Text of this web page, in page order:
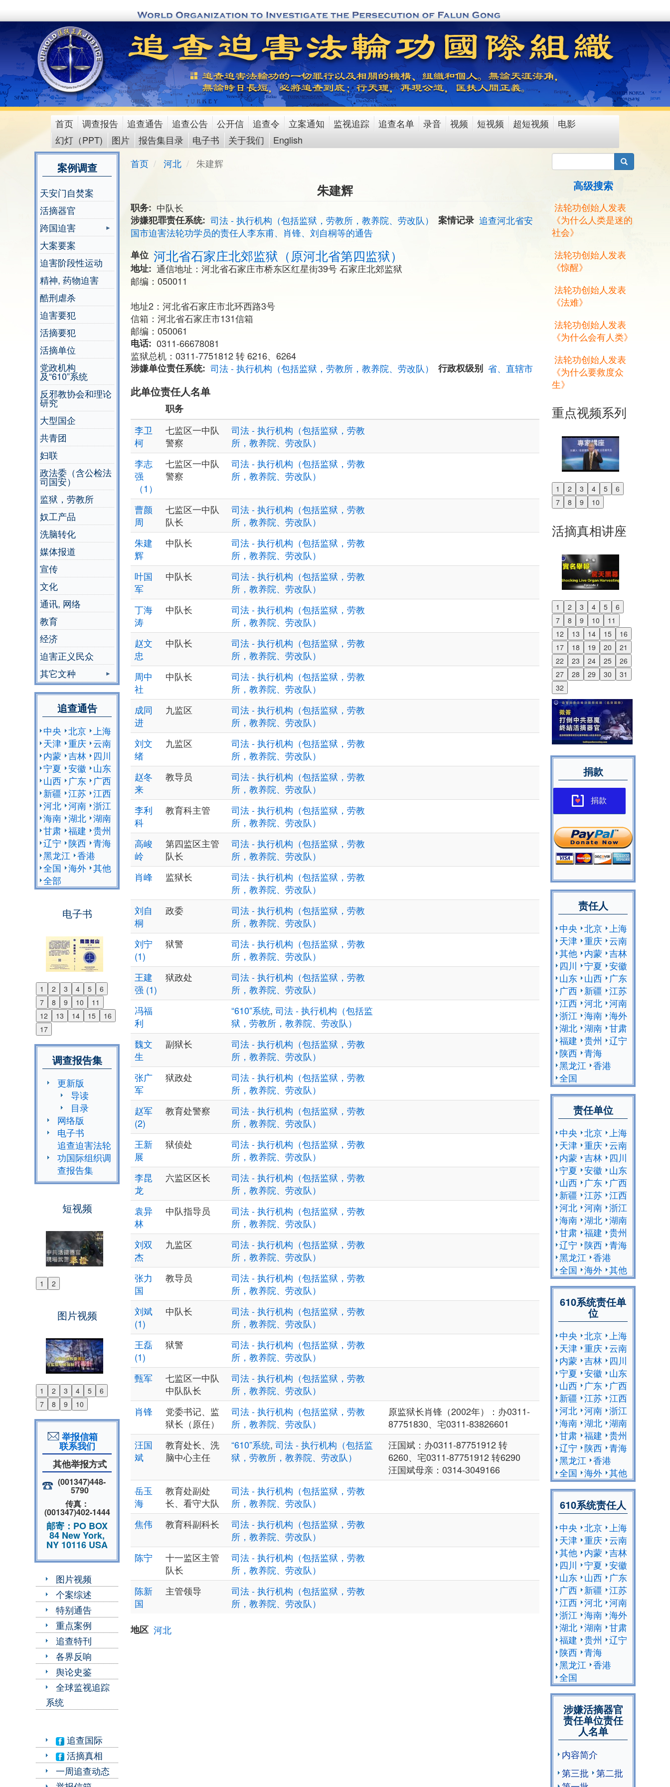
to
content
main
menu
首页 调查报告 追查通告 追查公告 公开信 追查令 立案通知 监视追踪 追查名单 录音 视频 短视频 超短视频
电影
幻灯（PPT)
图片 报告集目录 电子书 关于我们 English
案例调查
天安门自焚案
活摘器官
跨国迫害
大案要案
迫害阶段性运动
精神, 药物迫害
酷刑虐杀
迫害要犯
活摘要犯
活摘单位
党政机构
及“610”系统
反邪教协会和理论
研究
大型国企
共青团
妇联
政法委（含公检法
司国安）
监狱，劳教所
奴工产品
洗脑转化
媒体报道
宣传
文化
通讯, 网络
教育
经济
迫害正义民众
其它文种
追查通告
中央 北京 上海
天津 重庆 云南
内蒙 吉林
四川
宁夏 安徽
山东
山西
广东
广西
新疆 江苏 江西
河北 河南 浙江
海南 湖北 湖南
甘肃 福建 贵州
辽宁
陕西 青海
黑龙江 香港
全国 海外 其他
全部
电子书
1 2 3 4 5
6
7
8 9 10
11
12
13 14 15
16
17
Previous
Next
调查报告集
更新版
导读
目录
网络版
电子书
追查迫害法轮
功国际组织调
查报告集
短视频
1 2
Previous
图片视频
1 2 3 4 5
6
7
8 9 10
Previous
Next
举报信箱
联系我们
其他举报方式
(001347)448-
5790
传真：
(001347)402-1444
邮寄：PO BOX
84 New York,
NY 10116 USA
图片视频
个案综述
特别通告
重点案例
追查特刊
各界反响
舆论史鉴
全球监视追踪
系统
追查国际
活摘真相
一周追查动态
首页 河北 朱建辉
朱建辉
职务
中队长
涉嫌犯罪责任系统
司法 - 执行机构（包括监狱，劳教所，教养院、劳改队） 案情记录 追查河北省安
国市迫害法轮功学员的责任人李东甫、肖锋、刘自桐等的通告
单位 河北省石家庄北郊监狱（原河北省第四监狱）
地址
通信地址：河北省石家庄市桥东区红星街39号 石家庄北郊监狱
邮编：050011
地址2：河北省石家庄市北环西路3号
信箱：河北省石家庄市131信箱
邮编：050061
电话
0311-66678081
监狱总机：0311-7751812 转 6216、6264
涉嫌单位责任系统
司法 - 执行机构（包括监狱，劳教所，教养院、劳改队） 行政权级别 省、直辖市
此单位责任人名单
职务
李卫
柯
七监区一中队
警察
司法 - 执行机构（包括监狱，劳教
所，教养院、劳改队）
李志
强
（1）
七监区一中队
警察
司法 - 执行机构（包括监狱，劳教
所，教养院、劳改队）
曹颜
周
七监区一中队
队长
司法 - 执行机构（包括监狱，劳教
所，教养院、劳改队）
朱建
辉
中队长
司法 - 执行机构（包括监狱，劳教
所，教养院、劳改队）
叶国
军
中队长
司法 - 执行机构（包括监狱，劳教
所，教养院、劳改队）
丁海
涛
中队长
司法 - 执行机构（包括监狱，劳教
所，教养院、劳改队）
赵文
忠
中队长
司法 - 执行机构（包括监狱，劳教
所，教养院、劳改队）
周中
社
中队长
司法 - 执行机构（包括监狱，劳教
所，教养院、劳改队）
成同
进
九监区
司法 - 执行机构（包括监狱，劳教
所，教养院、劳改队）
刘文
绪
九监区
司法 - 执行机构（包括监狱，劳教
所，教养院、劳改队）
赵冬
来
教导员
司法 - 执行机构（包括监狱，劳教
所，教养院、劳改队）
李利
科
教育科主管
司法 - 执行机构（包括监狱，劳教
所，教养院、劳改队）
高峻
岭
第四监区主管
队长
司法 - 执行机构（包括监狱，劳教
所，教养院、劳改队）
肖峰
监狱长
司法 - 执行机构（包括监狱，劳教
所，教养院、劳改队）
刘自
桐
政委
司法 - 执行机构（包括监狱，劳教
所，教养院、劳改队）
刘宁
(1)
狱警
司法 - 执行机构（包括监狱，劳教
所，教养院、劳改队）
王建
强 (1)
狱政处
司法 - 执行机构（包括监狱，劳教
所，教养院、劳改队）
冯福
利
“610”系统, 司法 - 执行机构（包括监
狱，劳教所，教养院、劳改队）
魏文
生
副狱长
司法 - 执行机构（包括监狱，劳教
所，教养院、劳改队）
张广
军
狱政处
司法 - 执行机构（包括监狱，劳教
所，教养院、劳改队）
赵军
(2)
教育处警察
司法 - 执行机构（包括监狱，劳教
所，教养院、劳改队）
王新
展
狱侦处
司法 - 执行机构（包括监狱，劳教
所，教养院、劳改队）
李昆
龙
六监区区长
司法 - 执行机构（包括监狱，劳教
所，教养院、劳改队）
袁异
林
中队指导员
司法 - 执行机构（包括监狱，劳教
所，教养院、劳改队）
刘双
杰
九监区
司法 - 执行机构（包括监狱，劳教
所，教养院、劳改队）
张力
国
教导员
司法 - 执行机构（包括监狱，劳教
所，教养院、劳改队）
刘斌
(1)
中队长
司法 - 执行机构（包括监狱，劳教
所，教养院、劳改队）
王磊
(1)
狱警
司法 - 执行机构（包括监狱，劳教
所，教养院、劳改队）
甄军
七监区一中队
中队队长
司法 - 执行机构（包括监狱，劳教
所，教养院、劳改队）
肖锋
党委书记、监
狱长（原任）
司法 - 执行机构（包括监狱，劳教
所，教养院、劳改队）
原监狱长肖锋（2002年）：办0311-
87751830、宅0311-83826601
汪国
斌
教育处长、洗
脑中心主任
“610”系统, 司法 - 执行机构（包括监
狱，劳教所，教养院、劳改队）
汪国斌：办0311-87751912 转
6260、宅0311-87751912 转6290
汪国斌母亲：0314-3049166
岳玉
海
教育处副处
长、看守大队
司法 - 执行机构（包括监狱，劳教
所，教养院、劳改队）
焦伟
教育科副科长
司法 - 执行机构（包括监狱，劳教
所，教养院、劳改队）
陈宁
十一监区主管
队长
司法 - 执行机构（包括监狱，劳教
所，教养院、劳改队）
陈新
国
主管领导
司法 - 执行机构（包括监狱，劳教
所，教养院、劳改队）
地区 河北
搜索
高级搜索
法轮功创始人发表
《为什么人类是迷的
社会》
法轮功创始人发表
《惊醒》
法轮功创始人发表
《法难》
法轮功创始人发表
《为什么会有人类》
法轮功创始人发表
《为什么要救度众
生》
重点视频系列
1 2 3 4 5
6
7
8 9 10
Previous
Next
活摘真相讲座
1 2 3 4 5
6
7
8 9 10
11
12
13 14 15
16
17
18 19 20
21
22
23 24 25
26
27
28 29 30
31
32
Previous
Next
捐款
捐款
责任人
中央 北京
上海
天津 重庆 云南
其他 内蒙 吉林
四川
宁夏 安徽
山东 山西
广东
广西 新疆 江苏
江西 河北 河南
浙江 海南 海外
湖北 湖南 甘肃
福建 贵州
辽宁
陕西 青海
黑龙江 香港
全国
责任单位
中央 北京
上海
天津 重庆 云南
内蒙 吉林
四川
宁夏 安徽
山东
山西
广东
广西
新疆 江苏 江西
河北 河南 浙江
海南 湖北 湖南
甘肃 福建 贵州
辽宁
陕西 青海
黑龙江 香港
全国 海外 其他
610系统责任单
位
中央 北京
上海
天津 重庆 云南
内蒙 吉林
四川
宁夏 安徽
山东
山西
广东
广西
新疆 江苏 江西
河北 河南 浙江
海南 湖北 湖南
甘肃 福建 贵州
辽宁
陕西 青海
黑龙江 香港
全国 海外 其他
610系统责任人
中央 北京
上海
天津 重庆 云南
其他 内蒙 吉林
四川
宁夏 安徽
山东 山西
广东
广西 新疆 江苏
江西 河北 河南
浙江 海南 海外
湖北 湖南 甘肃
福建 贵州
辽宁
陕西 青海
黑龙江 香港
全国
涉嫌活摘器官
责任单位责任
人名单
内容简介
第三批
第二批